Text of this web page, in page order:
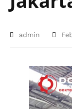
admin